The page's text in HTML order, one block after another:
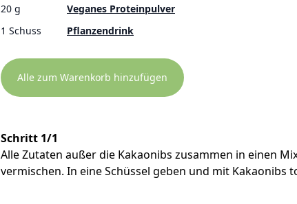
20 g
Veganes Proteinpulver
1 Schuss
Pflanzendrink
Alle zum Warenkorb hinzufügen
Schritt 1/1
Alle Zutaten außer die Kakaonibs zusammen in einen
vermischen. In eine Schüssel geben und mit Kakaonibs